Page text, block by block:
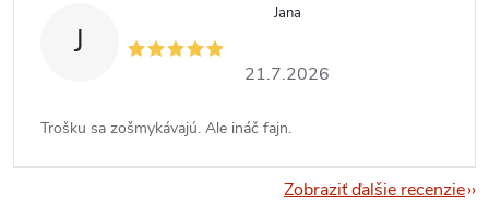
J
Jana
21.7.2026
Trošku sa zošmykávajú. Ale ináč fajn.
Zobraziť ďalšie recenzie